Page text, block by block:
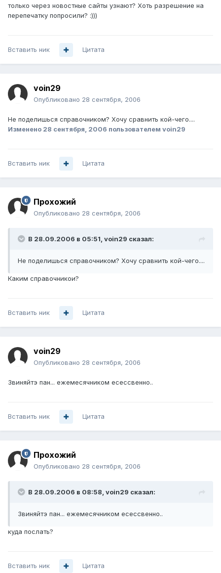
только через новостные сайты узнают? Хоть разрешение на
перепечатку попросили? :)))
Вставить ник Цитата
voin29
Опубликовано 28 сентября, 2006
Не поделишься справочником? Хочу сравнить кой-чего....
Изменено 28 сентября, 2006 пользователем voin29
Вставить ник Цитата
Прохожий
Опубликовано 28 сентября, 2006
В 28.09.2006 в 05:51, voin29 сказал:
Не поделишься справочником? Хочу сравнить кой-чего....
Каким справочникои?
Вставить ник Цитата
voin29
Опубликовано 28 сентября, 2006
Звиняйтэ пан... ежемесячником есессвенно..
Вставить ник Цитата
Прохожий
Опубликовано 28 сентября, 2006
В 28.09.2006 в 08:58, voin29 сказал:
Звиняйтэ пан... ежемесячником есессвенно..
куда послать?
Вставить ник Цитата